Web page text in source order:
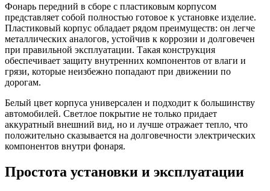
Фонарь передний в сборе с пластиковым корпусом
представляет собой полностью готовое к установке изделие.
Пластиковый корпус обладает рядом преимуществ: он легче
металлических аналогов, устойчив к коррозии и долговечен
при правильной эксплуатации. Такая конструкция
обеспечивает защиту внутренних компонентов от влаги и
грязи, которые неизбежно попадают при движении по
дорогам.
Белый цвет корпуса универсален и подходит к большинству
автомобилей. Светлое покрытие не только придает
аккуратный внешний вид, но и лучше отражает тепло, что
положительно сказывается на долговечности электрических
компонентов внутри фонаря.
Простота установки и эксплуатации